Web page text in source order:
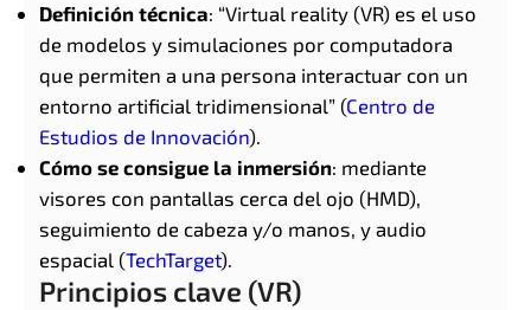
Definición técnica: “Virtual reality (VR) es el uso
de modelos y simulaciones por computadora
que permiten a una persona interactuar con un
entorno artificial tridimensional” (Centro de
Estudios de Innovación).
Cómo se consigue la inmersión: mediante
visores con pantallas cerca del ojo (HMD),
seguimiento de cabeza y/o manos, y audio
espacial (TechTarget).
Principios clave (VR)